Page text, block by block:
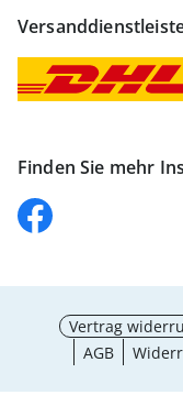
Finden Sie mehr
Vertrag
AGB